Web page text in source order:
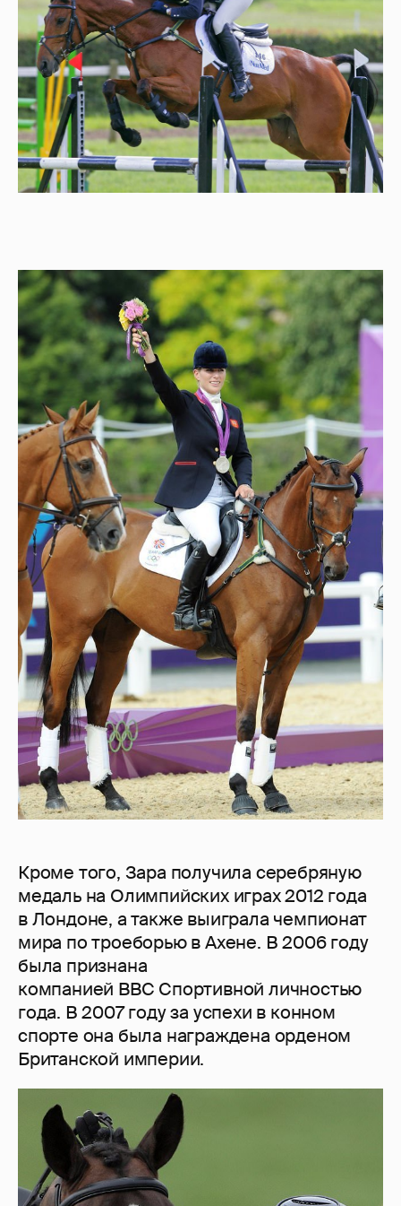
Кроме того, Зара получила серебряную
медаль на Олимпийских играх 2012 года
в Лондоне, а также выиграла чемпионат
мира по троеборью в Ахене. В 2006 году
была признана
компанией BBC Спортивной личностью
года. В 2007 году за успехи в конном
спорте она была награждена орденом
Британской империи.